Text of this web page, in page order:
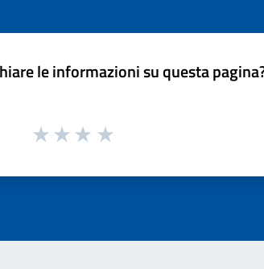
le informazioni su questa